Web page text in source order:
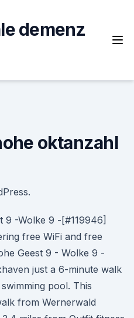
demenz
oktanzahl
9 -Wolke 9 -[#119946]
free WiFi and free
Geest 9 - Wolke 9 -
just a 6-minute walk
pool. This
from Wernerwald